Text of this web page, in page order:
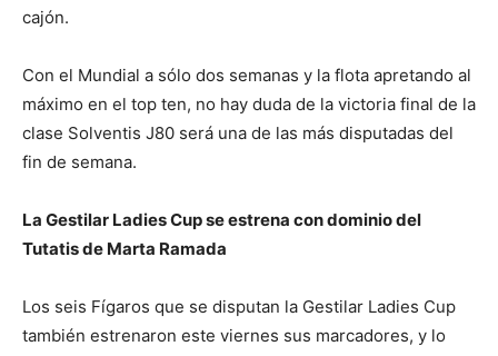
cajón.
Con el Mundial a sólo dos semanas y la flota apretando al
máximo en el top ten, no hay duda de la victoria final de la
clase Solventis J80 será una de las más disputadas del
fin de semana.
La Gestilar Ladies Cup se estrena con dominio del
Tutatis de Marta Ramada
Los seis Fígaros que se disputan la Gestilar Ladies Cup
también estrenaron este viernes sus marcadores, y lo